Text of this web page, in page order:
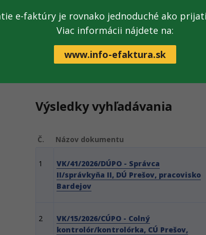
Výsledky vyhľadávania
Č. Názov dokumentu
1
VK/41/2026/DÚPO - Správca
II/správkyňa II, DÚ Prešov, pracovisko
Bardejov
2
VK/15/2026/CÚPO - Colný
kontrolór/kontrolórka, CÚ Prešov,
e-faktúry je rovnako jednoduché ako
Viac informácii nájdete na:
www.info-efaktura.sk